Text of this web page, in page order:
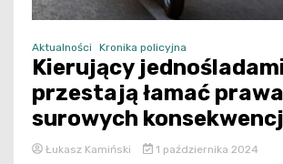
Aktualności Kronika policyjna
Kierujący
przestają łamać
surowych
Łukasz Kamiński 1 października 2024